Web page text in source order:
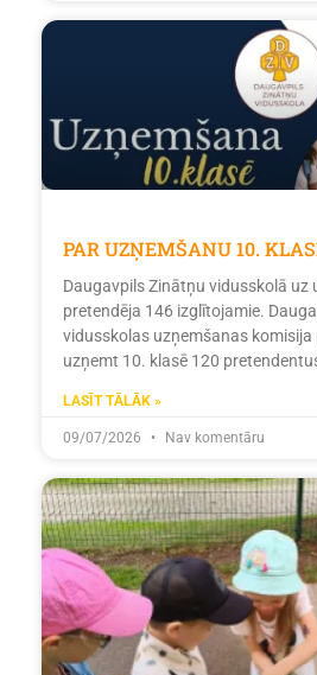
PAR UZŅEMŠANU 10.
Daugavpils Zinātņu vidusskolā uz
pretendēja 146 izglītojamie.
vidusskolas uzņemšanas komisija
uzņemt 10. klasē 120
LASĪT TĀLĀK »
09/07/2026 Nav komentāru